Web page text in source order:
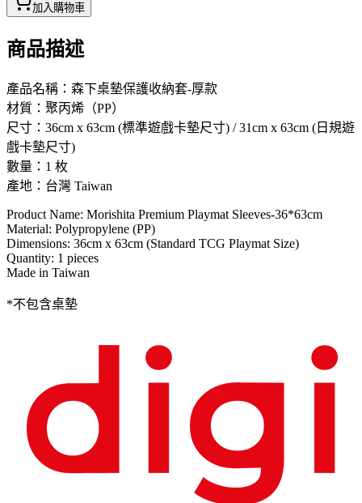
加入購物車
商品描述
產品名稱：森下桌墊保護收納套-厚款
材質：聚丙烯（PP）
尺寸：36cm x 63cm (標準遊戲卡墊尺寸) / 31cm x 63cm (日規遊
戲卡墊尺寸)
數量：1 枚
產地：台灣 Taiwan
Product Name: Morishita Premium Playmat Sleeves-36*63cm
Material: Polypropylene (PP)
Dimensions: 36cm x 63cm (Standard TCG Playmat Size)
Quantity: 1 pieces
Made in Taiwan
*不包含桌墊